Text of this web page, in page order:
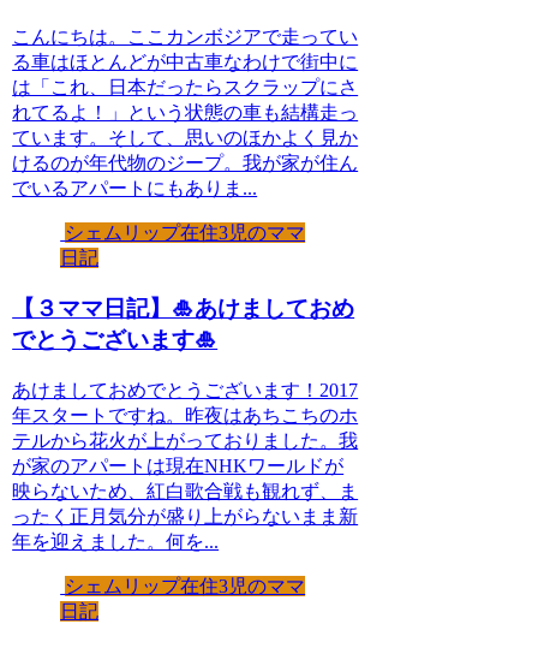
こんにちは。ここカンボジアで走ってい
る車はほとんどが中古車なわけで街中に
は「これ、日本だったらスクラップにさ
れてるよ！」という状態の車も結構走っ
ています。そして、思いのほかよく見か
けるのが年代物のジープ。我が家が住ん
でいるアパートにもありま...
シェムリップ在住3児のママ
日記
【３ママ日記】🎍あけましておめ
でとうございます🎍
あけましておめでとうございます！2017
年スタートですね。昨夜はあちこちのホ
テルから花火が上がっておりました。我
が家のアパートは現在NHKワールドが
映らないため、紅白歌合戦も観れず、ま
ったく正月気分が盛り上がらないまま新
年を迎えました。何を...
シェムリップ在住3児のママ
日記